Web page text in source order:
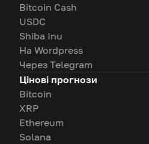
Bitcoin Cash
USDC
Shiba Inu
На Wordpress
Через Telegram
Цінові прогнози
Bitcoin
XRP
Ethereum
Solana